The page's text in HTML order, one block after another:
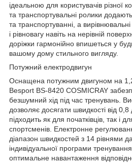
ідеальною для користувачів різної
та транспортувальні ролики
та транспортуванні, а
і рівновагу навіть на нерівній
доріжки гармонійно впишеться у
вашому дому стильного вигляду.
Потужний електродвигун
Оснащена потужним двигуном на
Besport BS-8420 COSMICRAY
безшумний хід під час тренувань.
дозволяє досягати швидкості від
підходить як для початківців, так і
спортсменів. Електронне
діапазон швидкостей з 14 рівнями
індивідуальної програми
оптимальне навантаження